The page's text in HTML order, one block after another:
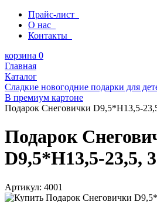
Прайс-лист
О нас
Контакты
корзина 0
Главная
Каталог
Сладкие новогодние подарки для
В премиум картоне
Подарок Снеговички D9,5*H13,5-
Подарок
D9,5*H13,5-23,5,
Артикул: 4001